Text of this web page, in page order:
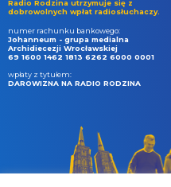
Radio Rodzina utrzymuje się z
dobrowolnych wpłat radiosłuchaczy.
numer rachunku bankowego:
Johanneum - grupa medialna
Archidiecezji Wrocławskiej
69 1600 1462 1813 6262 6000 0001
wpłaty z tytułem:
DAROWIZNA NA RADIO RODZINA